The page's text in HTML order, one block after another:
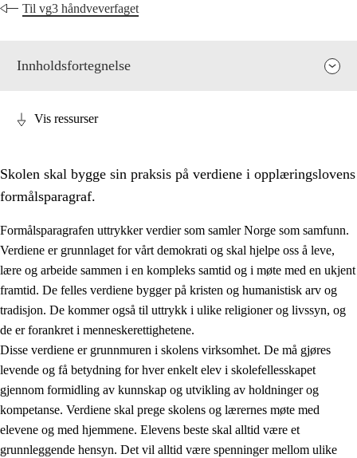
Til vg3 håndveverfaget
Innholdsfortegnelse
1. Opplæringens verdigrunnlag
1.1 Menneskeverdet
1.2 Identitet og kulturelt mangfold
1.3 Kritisk tenkning og etisk bevissthet
1.4 Skaperglede, engasjement og utforskertrang
1.5 Respekt for naturen og miljøbevissthet
Vis ressurser
Skolen skal bygge sin praksis på verdiene i opplæringslovens
formålsparagraf.
Formålsparagrafen uttrykker verdier som samler Norge som samfunn.
Verdiene er grunnlaget for vårt demokrati og skal hjelpe oss å leve,
lære og arbeide sammen i en kompleks samtid og i møte med en ukjent
framtid. De felles verdiene bygger på kristen og humanistisk arv og
tradisjon. De kommer også til uttrykk i ulike religioner og livssyn, og
de er forankret i menneskerettighetene.
Disse verdiene er grunnmuren i skolens virksomhet. De må gjøres
levende og få betydning for hver enkelt elev i skolefellesskapet
gjennom formidling av kunnskap og utvikling av holdninger og
kompetanse. Verdiene skal prege skolens og lærernes møte med
elevene og med hjemmene. Elevens beste skal alltid være et
grunnleggende hensyn. Det vil alltid være spenninger mellom ulike